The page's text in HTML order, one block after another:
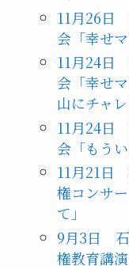
11月26日
会「幸せ
11月24日
会「幸せ
山にチャ
11月24日
会「もう
11月21日
権コンサ
て」
9月3日
権教育講